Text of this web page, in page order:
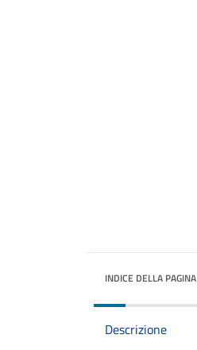
INDICE DELLA PAGINA
Descrizione